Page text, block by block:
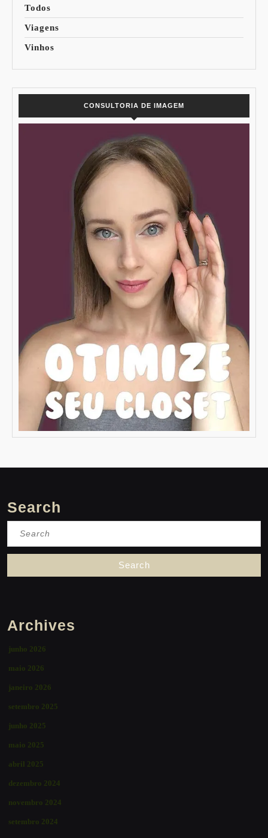
Todos
Viagens
Vinhos
CONSULTORIA DE IMAGEM
Search
Archives
junho 2026
maio 2026
janeiro 2026
setembro 2025
junho 2025
maio 2025
abril 2025
dezembro 2024
novembro 2024
setembro 2024